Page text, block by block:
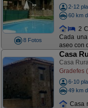
8 Fotos
2-12
60 km
2
Cada
aseo con
Casa
Casa
Gradefes
6-10
49 km
Casa